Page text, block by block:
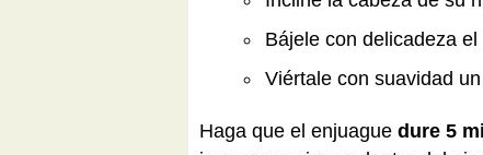
Bájele con delicadeza
Viértale con suavidad
Haga que el enjuague dure 5